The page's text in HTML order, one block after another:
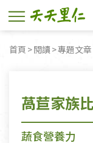
首頁 閱讀 專題文章
萵苣家族
蔬食營養力